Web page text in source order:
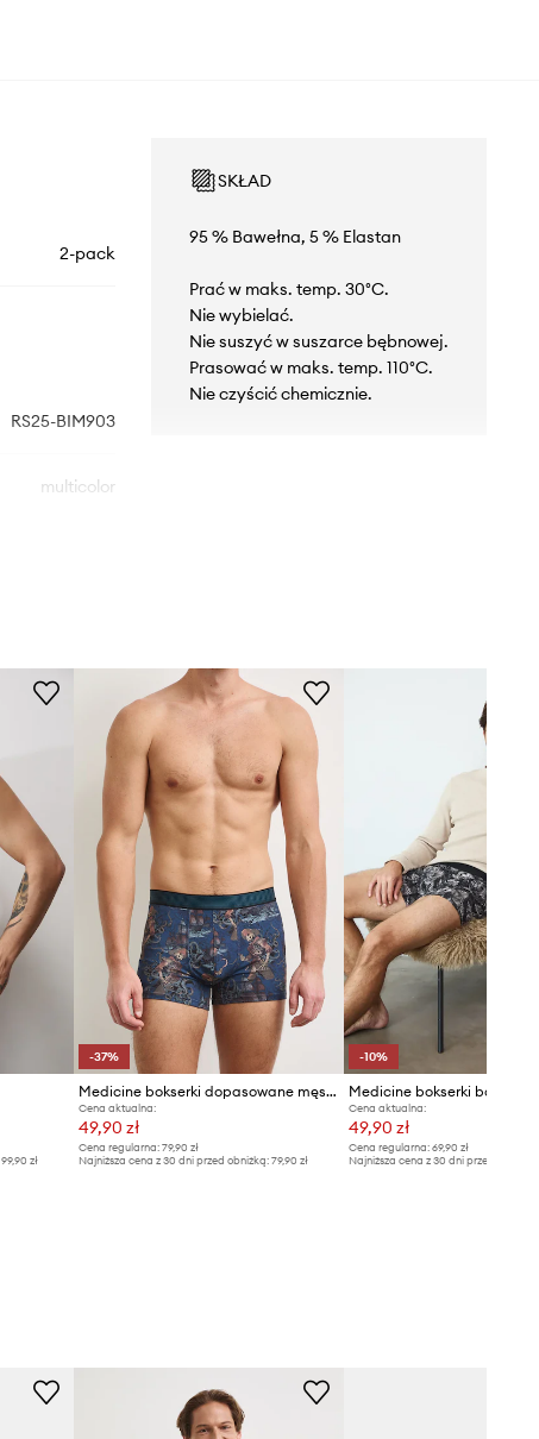
2-pack
RS25-BIM903
multicolor
SKŁAD
95 % Bawełna, 5 % Elastan
Prać w maks. temp. 30°C.
Nie wybielać.
Nie suszyć w suszarce bębnowej.
Prasować w maks. temp. 110°C.
Nie czyścić chemicznie.
99,90 zł
-37%
Medicine bokserki dopasowane męskie bawełniane z elastanem 2-pack
Cena aktualna:
49,90 zł
Cena regularna:79,90 zł
Najniższa cena z 30 dni przed obniżką:79,90 zł
-10%
Cena aktualna:
49,90 zł
Cena regularna: 69,90 zł
Najniższa cena z 30 dni przed obniżką: